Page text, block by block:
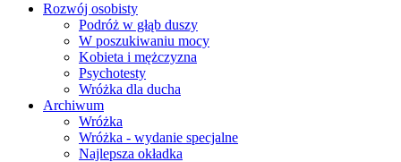
Rozwój osobisty
Podróż w głąb duszy
W poszukiwaniu mocy
Kobieta i mężczyzna
Psychotesty
Wróżka dla ducha
Archiwum
Wróżka
Wróżka - wydanie specjalne
Najlepsza okładka